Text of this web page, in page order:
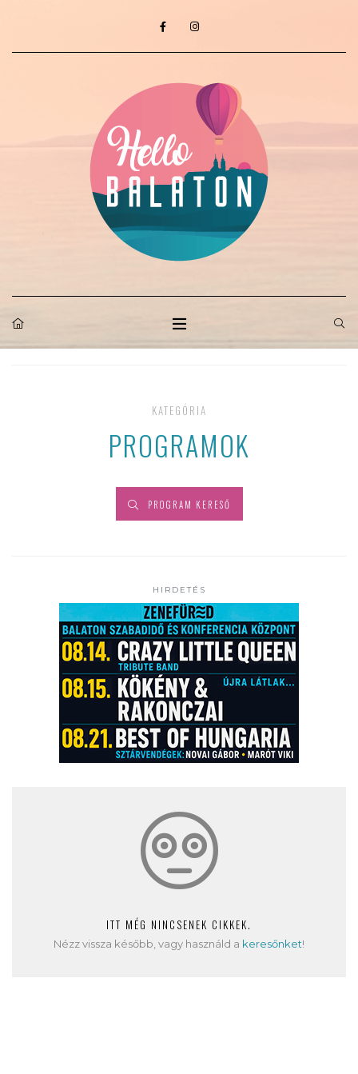
KATEGÓRIA
PROGRAMOK
PROGRAM KERESŐ
HIRDETÉS
ITT MÉG NINCSENEK CIKKEK.
Nézz vissza később, vagy használd a keresőnket!